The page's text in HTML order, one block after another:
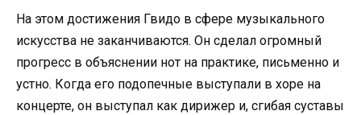
На этом достижения Гвидо в сфере музыкального
искусства не заканчиваются. Он сделал огромный
прогресс в объяснении нот на практике, письменно и
устно. Когда его подопечные выступали в хоре на
концерте, он выступал как дирижер и, сгибая суставы